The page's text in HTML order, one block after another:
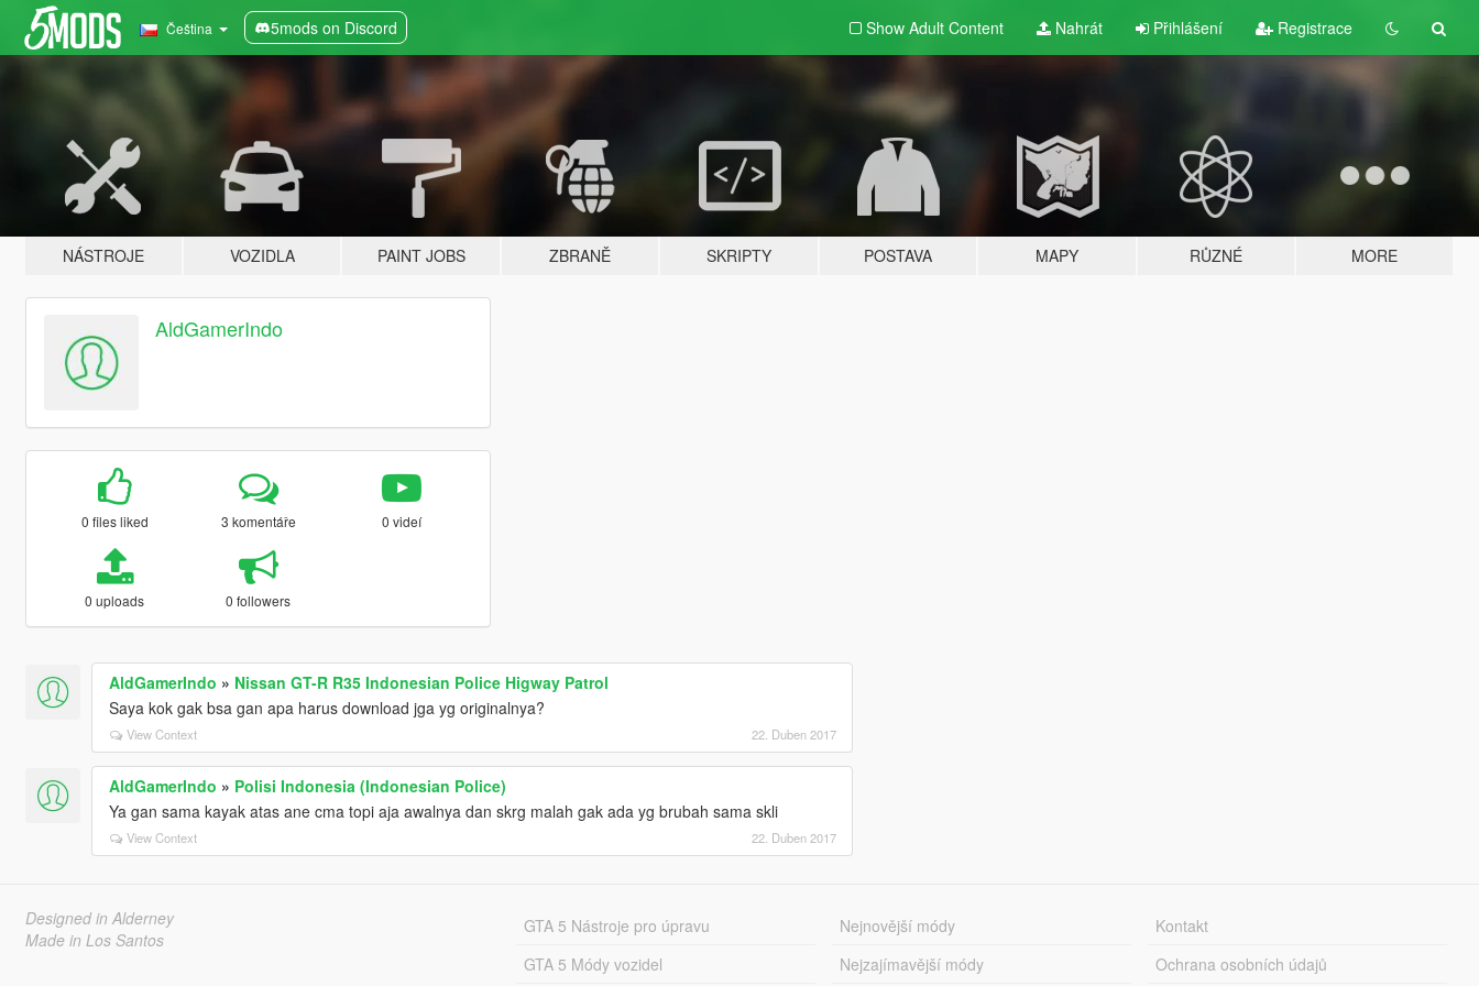
Čeština 5mods on Discord Show Adult Content Nahrát Přihlášení Registrace
NÁSTROJE VOZIDLA PAINT JOBS ZBRANĚ SKRIPTY POSTAVA MAPY RŮZNÉ MORE
AldGamerIndo
0 files liked 3 komentáře 0 videí
0 uploads 0 followers
AldGamerIndo » Nissan GT-R R35 Indonesian Police Higway Patrol
Saya kok gak bsa gan apa harus download jga yg originalnya?
View Context 22. Duben 2017
AldGamerIndo » Polisi Indonesia (Indonesian Police)
Ya gan sama kayak atas ane cma topi aja awalnya dan skrg malah gak ada yg brubah sama skli
View Context 22. Duben 2017
Designed in Alderney
Made in Los Santos
GTA 5 Nástroje pro úpravu
GTA 5 Módy vozidel
Nejnovější módy
Nejzajímavější módy
Kontakt
Ochrana osobních údajů